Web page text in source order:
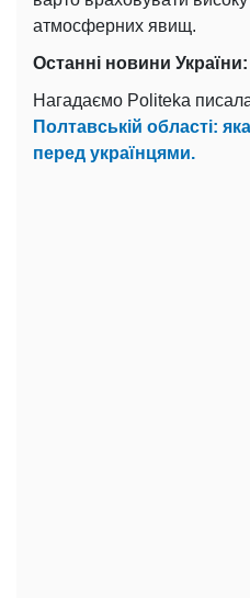
атмосферних явищ.
Останні новини України:
Нагадаємо Politeka
Полтавській області:
перед українцями.